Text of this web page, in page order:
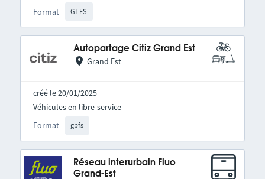
Format GTFS
Autopartage Citiz Grand Est
Grand Est
créé le 20/01/2025
Format gbfs
Véhicules en libre-service
Réseau interurbain Fluo
Grand-Est